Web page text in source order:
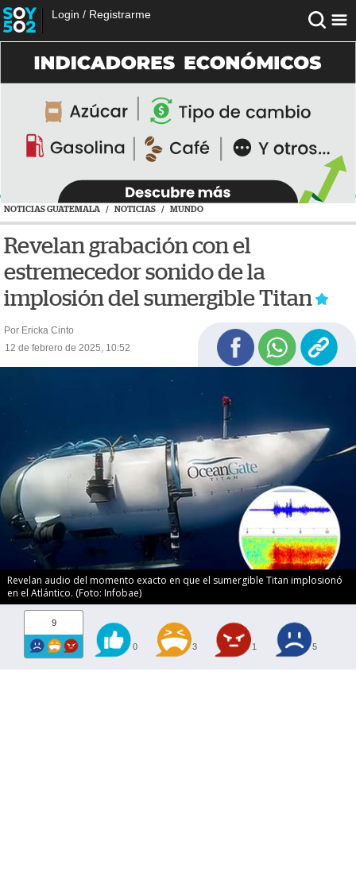
Login / Registrarme
NOTICIAS GUATEMALA / NOTICIAS / MUNDO
Revelan grabación con el
estremecedor sonido de la
implosión del sumergible Titan
Por Ericka Cinto
12 de febrero de 2025, 10:52
Revelan audio del momento exacto en que el sumergible Titan implosionó
en el Atlántico. (Foto: Infobae)
9
0 3 1 5